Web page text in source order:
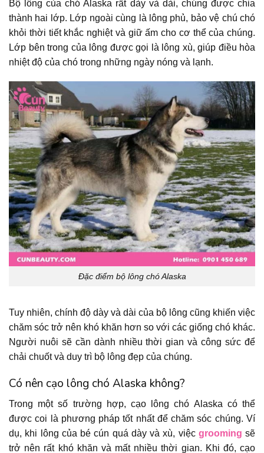
Bộ lông của chó Alaska rất dày và dài, chúng được chia
thành hai lớp. Lớp ngoài cùng là lông phủ, bảo vệ chú chó
khỏi thời tiết khắc nghiệt và giữ ấm cho cơ thể của chúng.
Lớp bên trong của lông được gọi là lông xù, giúp điều hòa
nhiệt độ của chó trong những ngày nóng và lạnh.
Đặc điểm bộ lông chó Alaska
Tuy nhiên, chính độ dày và dài của bộ lông cũng khiến việc
chăm sóc trở nên khó khăn hơn so với các giống chó khác.
Người nuôi sẽ cần dành nhiều thời gian và công sức để
chải chuốt và duy trì bộ lông đẹp của chúng.
Có nên cạo lông chó Alaska không?
Trong một số trường hợp, cạo lông chó Alaska có thể
được coi là phương pháp tốt nhất để chăm sóc chúng. Ví
dụ, khi lông của bé cún quá dày và xù, việc grooming sẽ
trở nên rất khó khăn và mất nhiều thời gian. Khi đó, cạo